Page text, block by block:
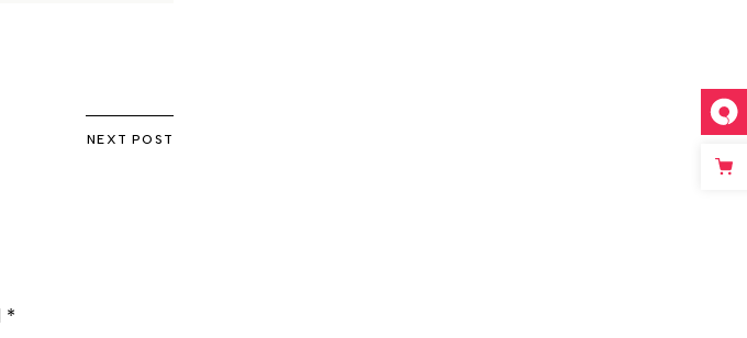
NEXT POST
*